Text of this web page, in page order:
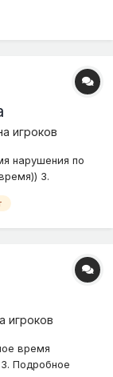
игроков
нарушения по
3.
всем какой
игроков
время
Подробное